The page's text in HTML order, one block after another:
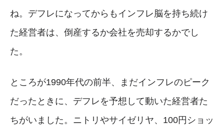
ね。デフレになってからもインフレ脳を持ち続け
た経営者は、倒産するか会社を売却するかでし
た。
ところが1990年代の前半、まだインフレのピーク
だったときに、デフレを予想して動いた経営者た
ちがいました。ニトリやサイゼリヤ、100円ショッ